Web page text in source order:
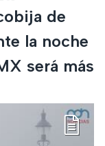
de
la noche
será más